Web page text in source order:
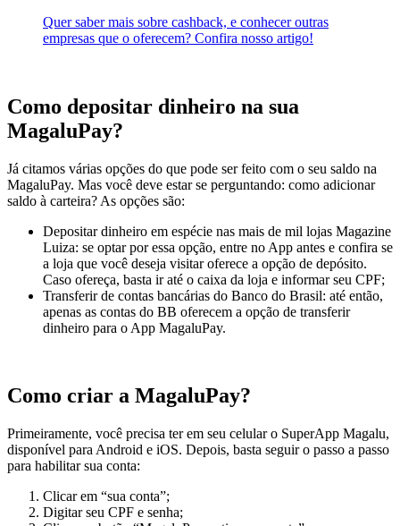
Quer saber mais sobre cashback, e conhecer outras
empresas que o oferecem? Confira nosso artigo!
Como depositar dinheiro na sua
MagaluPay?
Já citamos várias opções do que pode ser feito com o seu saldo na
MagaluPay. Mas você deve estar se perguntando: como adicionar
saldo à carteira? As opções são:
Depositar dinheiro em espécie nas mais de mil lojas Magazine
Luiza: se optar por essa opção, entre no App antes e confira se
a loja que você deseja visitar oferece a opção de depósito.
Caso ofereça, basta ir até o caixa da loja e informar seu CPF;
Transferir de contas bancárias do Banco do Brasil: até então,
apenas as contas do BB oferecem a opção de transferir
dinheiro para o App MagaluPay.
Como criar a MagaluPay?
Primeiramente, você precisa ter em seu celular o SuperApp Magalu,
disponível para Android e iOS. Depois, basta seguir o passo a passo
para habilitar sua conta:
Clicar em “sua conta”;
Digitar seu CPF e senha;